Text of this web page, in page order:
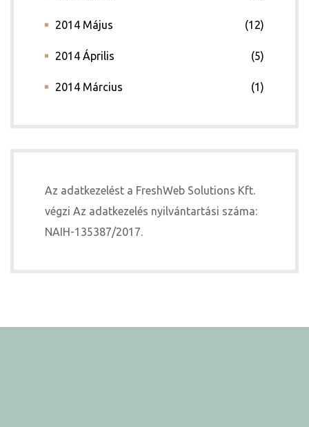
2014 Május (12)
2014 Április (5)
2014 Március (1)
Az adatkezelést a FreshWeb Solutions Kft.
végzi Az adatkezelés nyilvántartási száma:
NAIH-135387/2017.